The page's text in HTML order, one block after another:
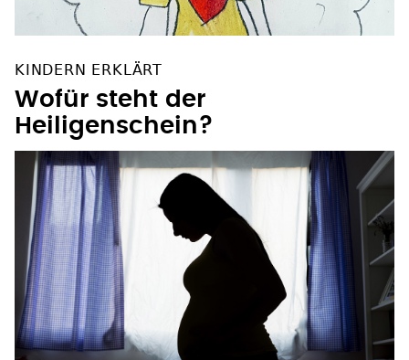
KINDERN ERKLÄRT
Wofür steht der
Heiligenschein?